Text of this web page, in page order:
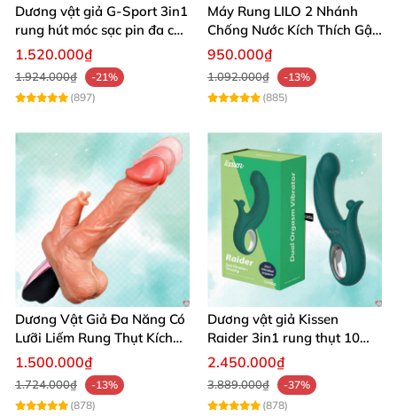
Dương vật giả G-Sport 3in1
rung hút móc sạc pin đa chế
độ
1.520.000₫
1.924.000₫
-21%
(897)
Máy Rung LILO 2 Nhánh
Chống Nước Kích Thích Gật
Gù Mạnh
950.000₫
1.092.000₫
-13%
(885)
Dương Vật Giả Đa Năng Có
Lưỡi Liếm Rung Thụt Kích
Thích Cao Cấp
1.500.000₫
1.724.000₫
-13%
(878)
Dương vật giả Kissen
Raider 3in1 rung thụt 10
chế độ, chống nước
2.450.000₫
3.889.000₫
-37%
(878)